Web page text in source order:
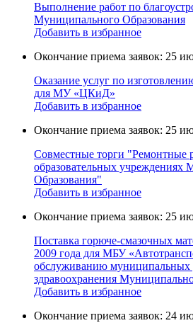
Выполнение работ по
Муниципального Образования
Добавить в избранное
Окончание приема заявок: 25
Оказание услуг по
для МУ «ЦКиД»
Добавить в избранное
Окончание приема заявок: 25
Cовместные торги "Ремонтные
образовательных учреждениях
Образования"
Добавить в избранное
Окончание приема заявок: 25
Поставка горюче-смазочных
2009 года для МБУ
обслуживанию муниципальных
здравоохранения
Добавить в избранное
Окончание приема заявок: 24